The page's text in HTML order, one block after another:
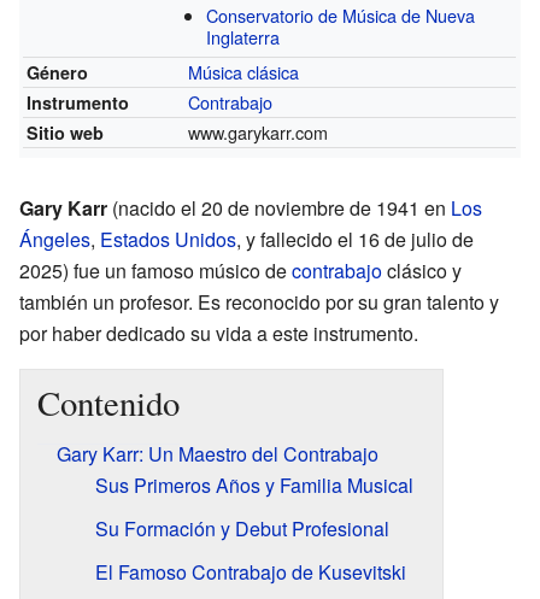
Conservatorio de Música de Nueva
Inglaterra
Género Música clásica
Instrumento Contrabajo
Sitio web www.garykarr.com
Gary Karr (nacido el 20 de noviembre de 1941 en Los
Ángeles, Estados Unidos, y fallecido el 16 de julio de
2025) fue un famoso músico decontrabajoclásico y
también un profesor. Es reconocido por su gran talento y
por haber dedicado su vida a este instrumento.
Contenido
Gary Karr: Un Maestro del Contrabajo
Sus Primeros Años y Familia Musical
Su Formación y Debut Profesional
El Famoso Contrabajo de Kusevitski